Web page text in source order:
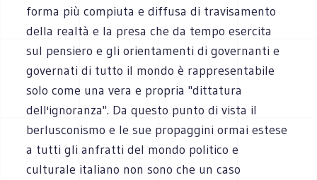
forma più compiuta e diffusa di travisamento
della realtà e la presa che da tempo esercita
sul pensiero e gli orientamenti di governanti e
governati di tutto il mondo è rappresentabile
solo come una vera e propria "dittatura
dell'ignoranza". Da questo punto di vista il
berlusconismo e le sue propaggini ormai estese
a tutti gli anfratti del mondo politico e
culturale italiano non sono che un caso